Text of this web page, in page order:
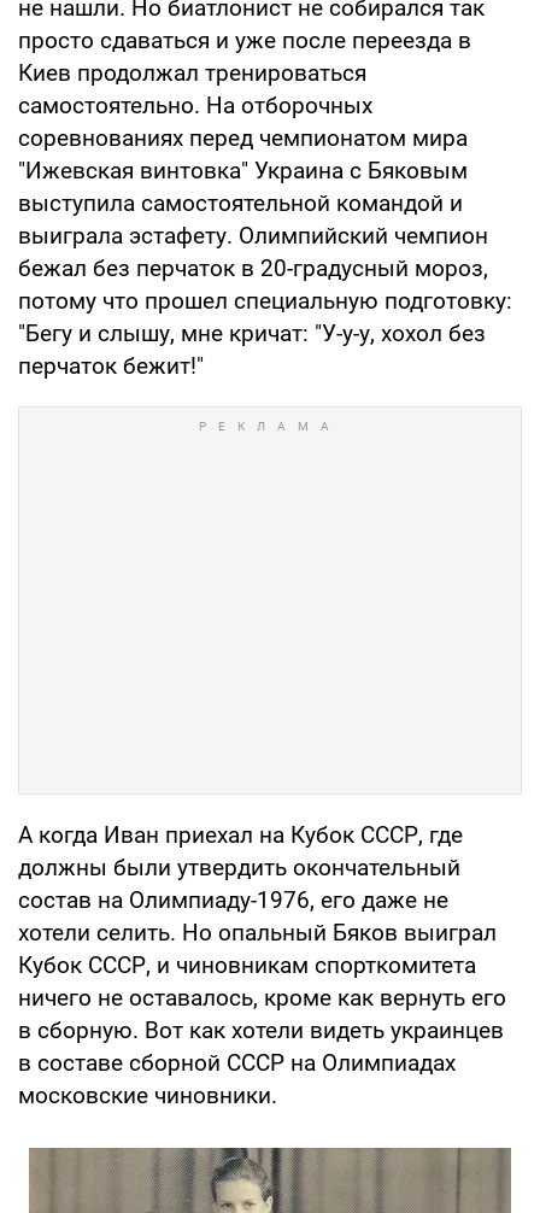
не нашли. Но биатлонист не собирался так
просто сдаваться и уже после переезда в
Киев продолжал тренироваться
самостоятельно. На отборочных
соревнованиях перед чемпионатом мира
"Ижевская винтовка" Украина с Бяковым
выступила самостоятельной командой и
выиграла эстафету. Олимпийский чемпион
бежал без перчаток в 20-градусный мороз,
потому что прошел специальную подготовку:
"Бегу и слышу, мне кричат: "У-у-у, хохол без
перчаток бежит!"
А когда Иван приехал на Кубок СССР, где
должны были утвердить окончательный
состав на Олимпиаду-1976, его даже не
хотели селить. Но опальный Бяков выиграл
Кубок СССР, и чиновникам спорткомитета
ничего не оставалось, кроме как вернуть его
в сборную. Вот как хотели видеть украинцев
в составе сборной СССР на Олимпиадах
московские чиновники.